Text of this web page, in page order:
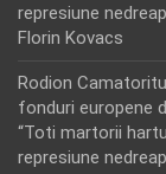
represiune
Florin Kovacs
Rodion
fonduri europene
“Toti martorii
represiune